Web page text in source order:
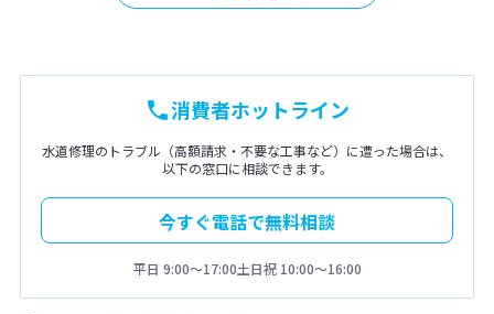
消費者ホットライン
水道修理のトラブル（高額請求・不要な工事など）に遭った場合は、
以下の窓口に相談できます。
今すぐ電話で無料相談
平日 9:00〜17:00土日祝 10:00〜16:00